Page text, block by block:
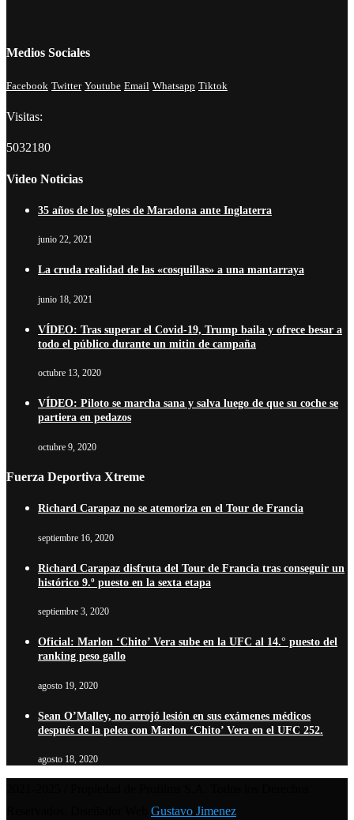
Medios Sociales
Facebook Twitter Youtube Email Whatsapp Tiktok
Visitas:
5032180
Video Noticias
35 años de los goles de Maradona ante Inglaterra
junio 22, 2021
La cruda realidad de las «cosquillas» a una mantarraya
junio 18, 2021
VÍDEO: Tras superar el Covid-19, Trump baila y ofrece besar a
todo el público durante un mitin de campaña
octubre 13, 2020
VÍDEO: Piloto se marcha sana y salva luego de que su coche se
partiera en pedazos
octubre 9, 2020
Fuerza Deportiva Xtreme
Richard Carapaz no se atemoriza en el Tour de Francia
septiembre 16, 2020
Richard Carapaz disfruta del Tour de Francia tras conseguir un
histórico 9.º puesto en la sexta etapa
septiembre 3, 2020
Oficial: Marlon ‘Chito’ Vera sube en la UFC al 14.° puesto del
ranking peso gallo
agosto 19, 2020
Sean O’Malley, no arrojó lesión en sus exámenes médicos
después de la pelea con Marlon ‘Chito’ Vera en el UFC 252.
agosto 18, 2020
Gustavo Jimenez